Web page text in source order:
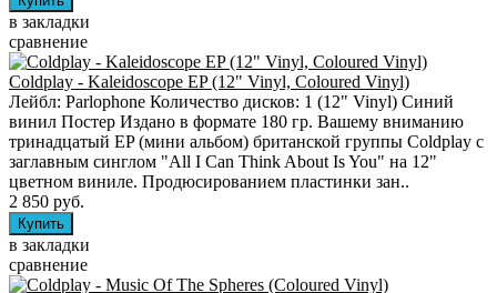
в закладки
сравнение
Coldplay - Kaleidoscope EP (12" Vinyl, Coloured Vinyl)
Лейбл: Parlophone Количество дисков: 1 (12" Vinyl) Синий
винил Постер Издано в формате 180 гр. Вашему вниманию
тринадцатый EP (мини альбом) британской группы Coldplay c
заглавным синглом "All I Can Think About Is You" на 12"
цветном виниле. Продюсированием пластинки зан..
2 850 руб.
в закладки
сравнение